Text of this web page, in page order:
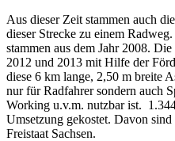
Aus dieser Zeit stammen auch
dieser Strecke zu einem
stammen aus dem Jahr 2008.
2012 und 2013 mit Hilfe der
diese 6 km lange, 2,50 m breite
nur für Radfahrer sondern auch
Working u.v.m. nutzbar ist.
Umsetzung gekostet. Davon
Freistaat Sachsen.